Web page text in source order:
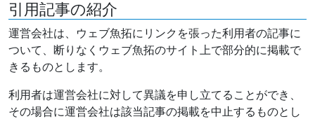
引用記事の紹介
運営会社は、ウェブ魚拓にリンクを張った利用者の記事に
ついて、断りなくウェブ魚拓のサイト上で部分的に掲載で
きるものとします。
利用者は運営会社に対して異議を申し立てることができ、
その場合に運営会社は該当記事の掲載を中止するものとし